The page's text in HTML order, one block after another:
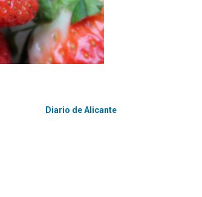
Diario de Alicante